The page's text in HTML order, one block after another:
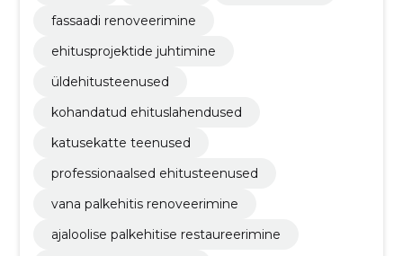
fassaadi renoveerimine
ehitusprojektide juhtimine
üldehitusteenused
kohandatud ehituslahendused
katusekatte teenused
professionaalsed ehitusteenused
vana palkehitis renoveerimine
ajaloolise palkehitise restaureerimine